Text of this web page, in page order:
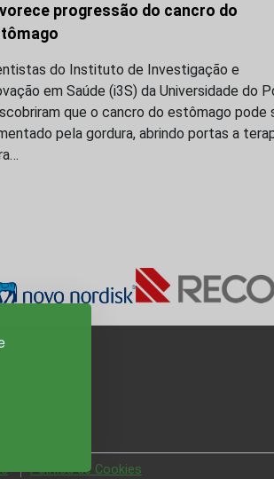
progressão do cancro do
do Instituto de Investigação e
em Saúde (i3S) da Universidade do
que o cancro do estômago pode
pela gordura, abrindo portas a
Política de Cookies